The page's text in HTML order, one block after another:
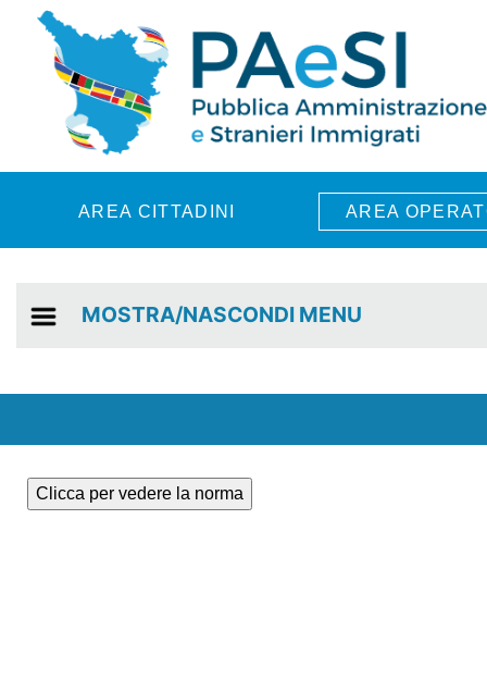
Skip to main content
AREA CITTADINI AREA
MOSTRA/NASCONDI MENU
Clicca per vedere la norma